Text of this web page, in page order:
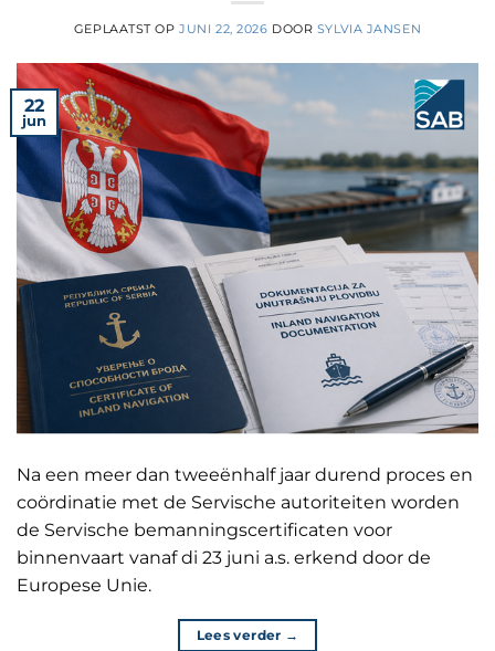
GEPLAATST OPJUNI 22, 2026 DOOR SYLVIA JANSEN
22
jun
Na een meer dan tweeënhalf jaar durend proces en
coördinatie met de Servische autoriteiten worden
de Servische bemanningscertificaten voor
binnenvaart vanaf di 23 juni a.s. erkend door de
Europese Unie.
Lees verder →